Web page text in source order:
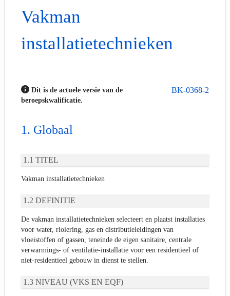
Vakman
installatietechnieken
BK-0368-2
Dit is de actuele versie van de
beroepskwalificatie.
Globaal
TITEL
Vakman installatietechnieken
DEFINITIE
De vakman installatietechnieken selecteert en plaatst installaties
voor water, riolering, gas en distributieleidingen van
vloeistoffen of gassen, teneinde de eigen sanitaire, centrale
verwarmings- of ventilatie-installatie voor een residentieel of
niet-residentieel gebouw in dienst te stellen.
NIVEAU (VKS EN EQF)